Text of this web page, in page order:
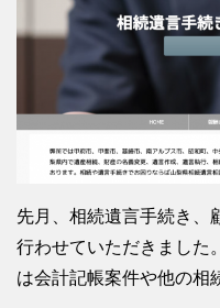
先月、相続遺言手続き、
行わせていただきました
は会計記帳案件や他の相